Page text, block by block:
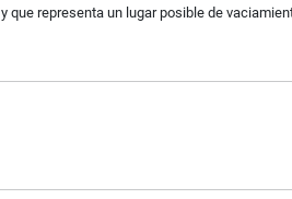
que representa un lugar posible de